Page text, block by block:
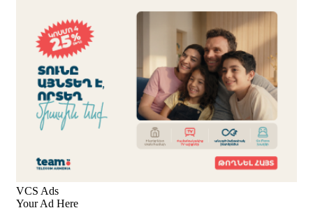
Օգոստոսի 7-ին, 10-ին, 11-ին, 12-ին և 13-ին գազ չի
լինելու․ հասցեներ
9 ժամ առաջ
Հնդկաստանի հյուսիս-արևելքում տեղի ունեցած
ջրհեղեղների հետևանքով զոհերի թիվը հասել է 97-
ի
10 ժամ առաջ
Օգոստոսի 7-ին ժամանակավորապես կդադարեցվի
մի շարք հասցեների էլեկտրամատակարարում